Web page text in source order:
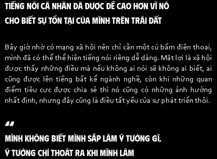
TIẾNG NÓI CÁ NHÂN ĐÃ ĐƯỢC ĐỀ CAO HƠN VÌ NÓ
CHO BIẾT SỰ TỒN TẠI CỦA MÌNH TRÊN TRÁI ĐẤT
Bây giờ nhờ có mạng xã hội nên chỉ cần một cú bấm điện thoại,
mình đã có thể thể hiện tiếng nói riêng dễ dàng. Mặt lợi là xã hội
được thấy những điều mà nếu không ai nói sẽ không ai biết, ai
cũng được lên tiếng bất kể ngành nghề, còn khi những quan
điểm tiêu cực được chia sẻ thì nó cũng có những ảnh hưởng
nhất định, nhưng đây cũng là điều tất yếu của sự phát triển thôi.
MÌNH KHÔNG BIẾT MÌNH SẮP LÀM Ý TƯỞNG GÌ,
Ý TƯỞNG CHỈ THOÁT RA KHI MÌNH LÀM